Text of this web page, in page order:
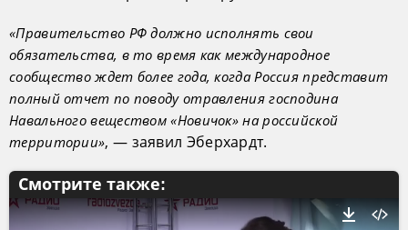
«Правительство РФ должно исполнять свои
обязательства, в то время как международное
сообщество ждет более года, когда Россия представит
полный отчет по поводу отравления господина
Навального веществом «Новичок» на российской
территории», — заявил Эберхардт.
Смотрите также: